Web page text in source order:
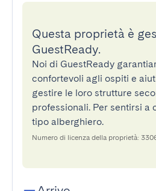
Questa proprietà è
GuestReady.
Noi di GuestReady
confortevoli agli ospiti e
gestire le loro strutture
professionali. Per sentirsi a
tipo alberghiero.
Numero di licenza della proprietà: